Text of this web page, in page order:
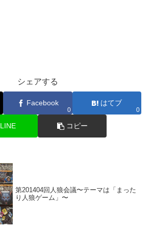
シェアする
Facebook
0
はてブ
0
LINE コピー
第201404回人狼会議〜テーマは「まった
り人狼ゲーム」〜